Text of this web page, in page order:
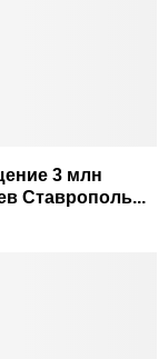
3 млн
Ставрополь...